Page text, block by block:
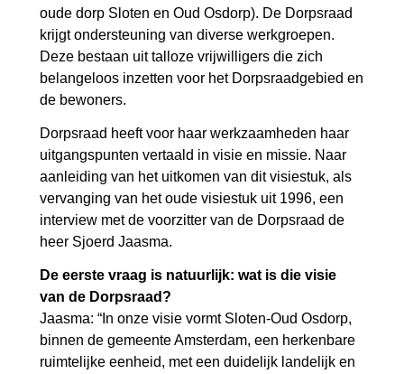
oude dorp Sloten en Oud Osdorp). De Dorpsraad
krijgt ondersteuning van diverse werkgroepen.
Deze bestaan uit talloze vrijwilligers die zich
belangeloos inzetten voor het Dorpsraadgebied en
de bewoners.
Dorpsraad heeft voor haar werkzaamheden haar
uitgangspunten vertaald in visie en missie. Naar
aanleiding van het uitkomen van dit visiestuk, als
vervanging van het oude visiestuk uit 1996, een
interview met de voorzitter van de Dorpsraad de
heer Sjoerd Jaasma.
De eerste vraag is natuurlijk: wat is die visie
van de Dorpsraad?
Jaasma: “In onze visie vormt Sloten-Oud Osdorp,
binnen de gemeente Amsterdam, een herkenbare
ruimtelijke eenheid, met een duidelijk landelijk en